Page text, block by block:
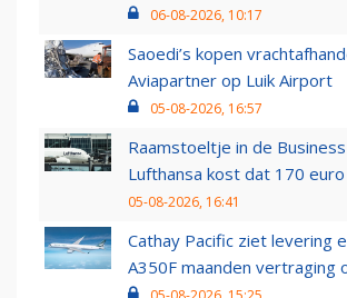
06-08-2026, 10:17
Saoedi’s kopen
Aviapartner op Luik Airport
05-08-2026, 16:57
Raamstoeltje in de Business
Lufthansa kost dat 170
05-08-2026, 16:41
Cathay Pacific ziet levering
A350F maanden vertraging